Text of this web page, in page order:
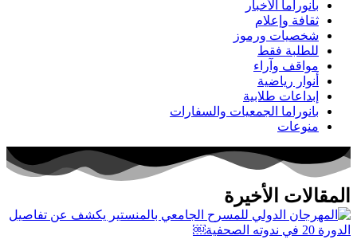
بانوراما الأخبار
ثقافة وإعلام
شخصيات ورموز
للطلبة فقط
مواقف وآراء
أنوار رياضية
إبداعات طلابية
بانوراما الجمعيات والسفارات
منوعات
المقالات الأخيرة